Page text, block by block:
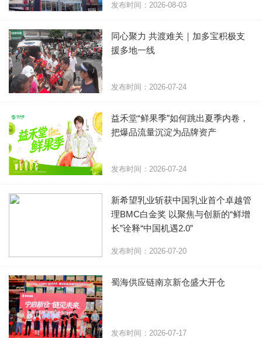
发布时间：2026-08-03
同心聚力 共渡难关｜加多宝积极支
援多地一线
发布时间：2026-07-24
​益禾堂“鲜果季”如何跳出夏季内卷，
把爆品流量沉淀为品牌资产
发布时间：2026-07-24
新希望乳业斩获中国乳业首个卓越管
理BMC白金奖 以聚焦与创新的“鲜增
长”诠释“中国机遇2.0”
发布时间：2026-07-20
蜀海供应链南京新仓盛大开仓
发布时间：2026-07-17